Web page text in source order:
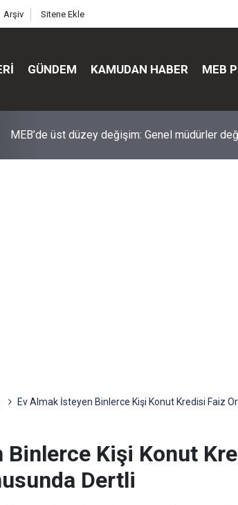
Arşiv Sitene Ekle
GÜNDEM KAMUDAN HABER MEB
MEB’de üst düzey değişim: Genel müdürler
Ev Almak İsteyen Binlerce Kişi Konut Kredisi Faiz
Binlerce Kişi Konut
Dertli